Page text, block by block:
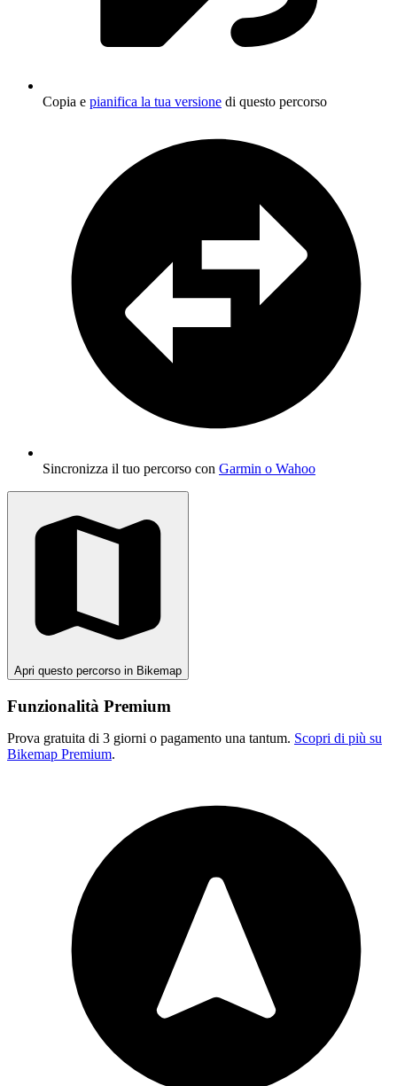
Copia e pianifica la tua versione di questo percorso
Sincronizza il tuo percorso con Garmin o Wahoo
Apri questo percorso in Bikemap
Funzionalità Premium
Prova gratuita di 3 giorni o pagamento una tantum. Scopri di più su
Bikemap Premium.